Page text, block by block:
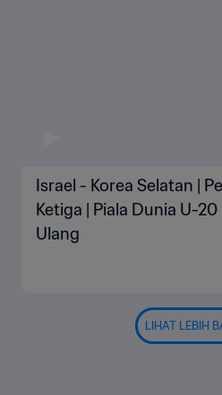
Israel - Korea Selatan |
Ketiga | Piala Dunia U-
Ulang
LIHAT LEBIH